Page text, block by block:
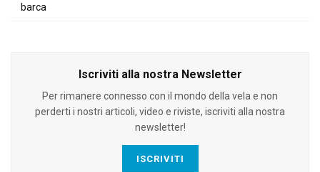
barca
Iscriviti alla nostra Newsletter
Per rimanere connesso con il mondo della vela e non
perderti i nostri articoli, video e riviste, iscriviti alla nostra
newsletter!
ISCRIVITI